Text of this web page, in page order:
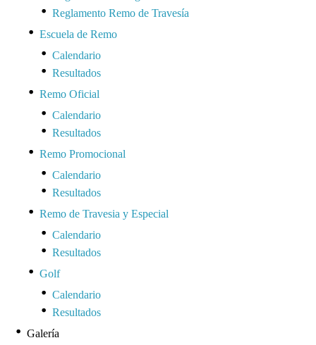
Reglamento Remo de Travesía
Escuela de Remo
Calendario
Resultados
Remo Oficial
Calendario
Resultados
Remo Promocional
Calendario
Resultados
Remo de Travesia y Especial
Calendario
Resultados
Golf
Calendario
Resultados
Galería